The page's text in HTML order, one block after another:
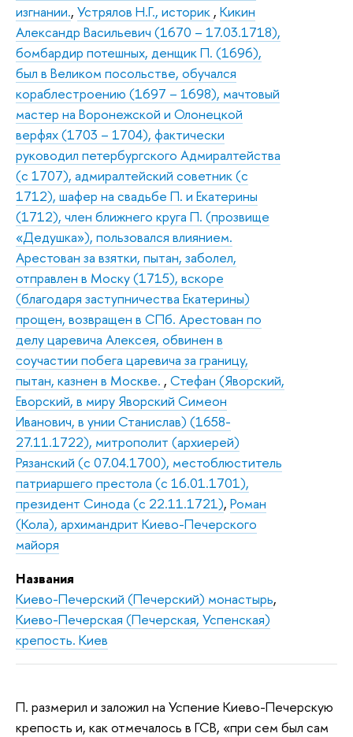
изгнании., Устрялов Н.Г., историк , Кикин
Александр Васильевич (1670 – 17.03.1718),
бомбардир потешных, денщик П. (1696),
был в Великом посольстве, обучался
кораблестроению (1697 – 1698), мачтовый
мастер на Воронежской и Олонецкой
верфях (1703 – 1704), фактически
руководил петербургского Адмиралтейства
(с 1707), адмиралтейский советник (с
1712), шафер на свадьбе П. и Екатерины
(1712), член ближнего круга П. (прозвище
«Дедушка»), пользовался влиянием.
Арестован за взятки, пытан, заболел,
отправлен в Моску (1715), вскоре
(благодаря заступничества Екатерины)
прощен, возвращен в СПб. Арестован по
делу царевича Алексея, обвинен в
соучастии побега царевича за границу,
пытан, казнен в Москве. , Стефан (Яворский,
Еворский, в миру Яворский Симеон
Иванович, в унии Станислав) (1658-
27.11.1722), митрополит (архиерей)
Рязанский (с 07.04.1700), местоблюститель
патриаршего престола (с 16.01.1701),
президент Синода (с 22.11.1721), Роман
(Кола), архимандрит Киево-Печерского
майоря
Названия
Киево-Печерский (Печерский) монастырь,
Киево-Печерская (Печерская, Успенская)
крепость. Киев
П. размерил и заложил на Успение Киево-Печерскую
крепость и, как отмечалось в ГСВ, «при сем был сам